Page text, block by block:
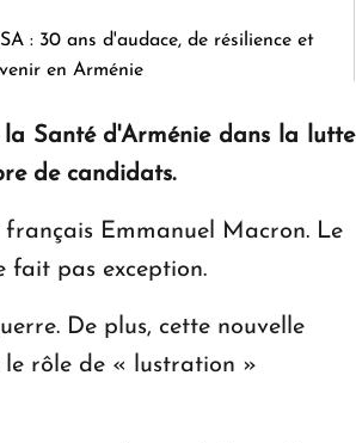
: 30 ans d'audace, de résilience et
en Arménie
hôtel Hyatt Regency
Santé d'Arménie dans la lutte
de candidats.
Emmanuel Macron. Le
fait pas exception.
De plus, cette nouvelle
le rôle de « lustration »